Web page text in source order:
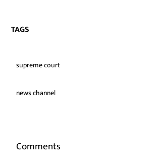
TAGS
supreme court
news channel
Comments